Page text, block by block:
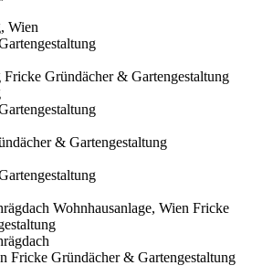
Wien
Fricke Gründächer & Gartengestaltung
& Gartengestaltung
Wohnhausanlage, Wien Fricke
Fricke Gründächer & Gartengestaltung